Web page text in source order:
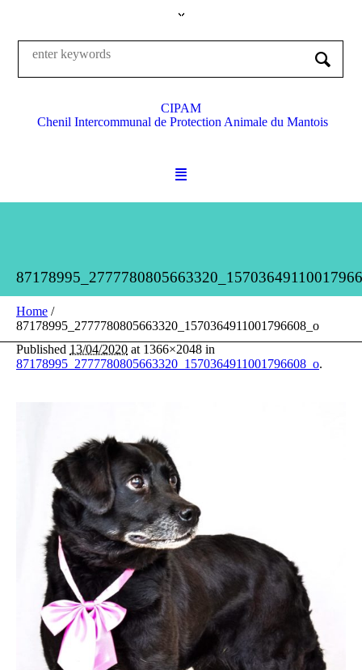
CIPAM
Chenil Intercommunal de Protection Animale du Mantois
Home /
87178995_2777780805663320_1570364911001796608_o
Published 13/04/2020 at 1366×2048 in
87178995_2777780805663320_1570364911001796608_o.